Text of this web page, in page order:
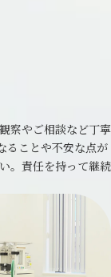
察やご相談など丁寧
ることや不安な点が
。責任を持って継続